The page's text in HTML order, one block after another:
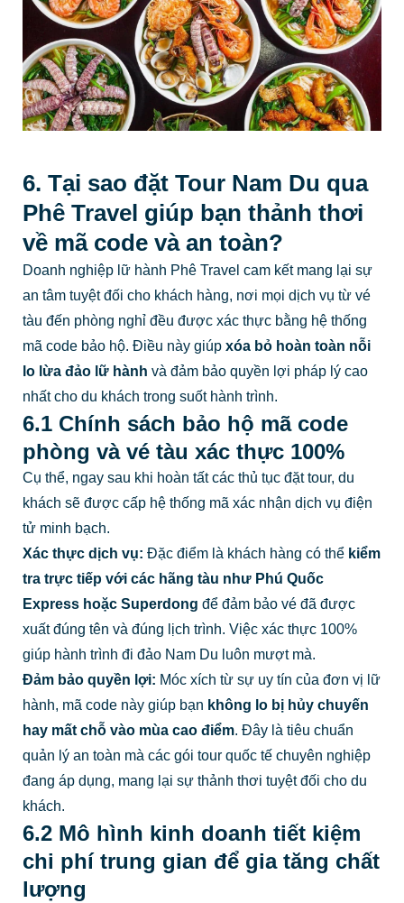
6. Tại sao đặt Tour Nam Du qua
Phê Travel giúp bạn thảnh thơi
về mã code và an toàn?
Doanh nghiệp lữ hành Phê Travel cam kết mang lại sự
an tâm tuyệt đối cho khách hàng, nơi mọi dịch vụ từ vé
tàu đến phòng nghỉ đều được xác thực bằng hệ thống
mã code bảo hộ. Điều này giúp xóa bỏ hoàn toàn nỗi
lo lừa đảo lữ hành và đảm bảo quyền lợi pháp lý cao
nhất cho du khách trong suốt hành trình.
6.1 Chính sách bảo hộ mã code
phòng và vé tàu xác thực 100%
Cụ thể, ngay sau khi hoàn tất các thủ tục đặt tour, du
khách sẽ được cấp hệ thống mã xác nhận dịch vụ điện
tử minh bạch.
Xác thực dịch vụ: Đặc điểm là khách hàng có thể kiểm
tra trực tiếp với các hãng tàu như Phú Quốc
Express hoặc Superdong để đảm bảo vé đã được
xuất đúng tên và đúng lịch trình. Việc xác thực 100%
giúp hành trình đi đảo Nam Du luôn mượt mà.
Đảm bảo quyền lợi: Móc xích từ sự uy tín của đơn vị lữ
hành, mã code này giúp bạn không lo bị hủy chuyến
hay mất chỗ vào mùa cao điểm. Đây là tiêu chuẩn
quản lý an toàn mà các gói tour quốc tế chuyên nghiệp
đang áp dụng, mang lại sự thảnh thơi tuyệt đối cho du
khách.
6.2 Mô hình kinh doanh tiết kiệm
chi phí trung gian để gia tăng chất
lượng